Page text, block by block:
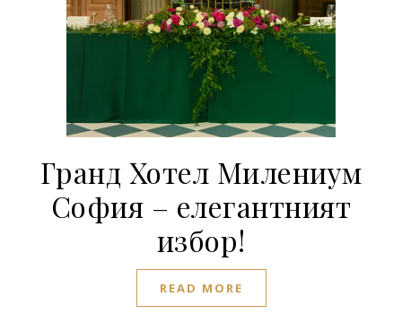
Гранд Хотел Милениум
София – елегантният
избор!
READ MORE